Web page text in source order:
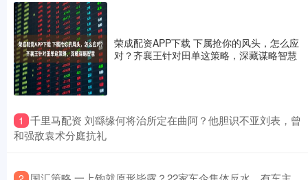
荣成配资APP下载 下属抢你的风头，怎么应
对？齐襄王针对田单这策略，深藏谋略智慧
1 ​千里马配资 刘繇缘何将治所定在曲阿？他胆识不亚刘表，曾
和强敌袁术分庭抗礼